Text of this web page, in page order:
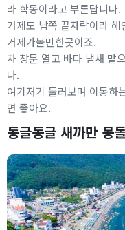
라 학동이라고 부른답니다.
거제도 남쪽 끝자락이라
거제가볼만한곳이죠.
차 창문 열고 바다 냄새 맡
다.
여기저기 둘러보며 이동하
면 좋아요.
동글동글 새까만 몽